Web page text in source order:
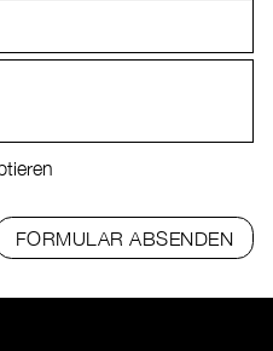
FORMULAR ABSENDEN